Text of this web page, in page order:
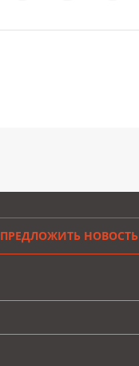
ПРЕДЛОЖИТЬ НОВОСТЬ